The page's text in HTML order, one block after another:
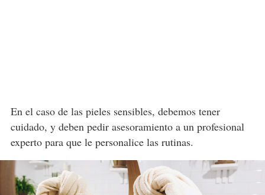
En el caso de las pieles sensibles, debemos tener
cuidado, y deben pedir asesoramiento a un profesional
experto para que le personalice las rutinas.